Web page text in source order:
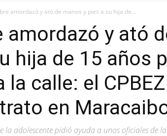
amordazó y ató de manos y pies a su hija de...
amordazó y ató
hija de 15 años
la calle: el
en
la adolescente pidió ayuda a unos oficiales de